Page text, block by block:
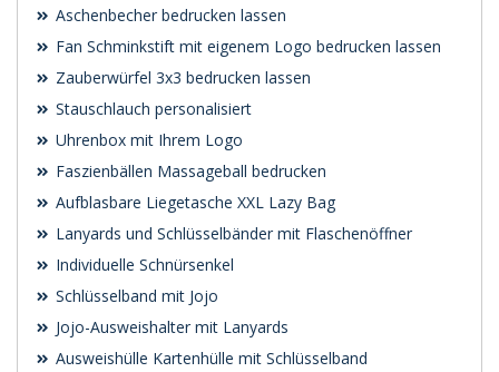
Aschenbecher bedrucken lassen
Fan Schminkstift mit eigenem Logo bedrucken lassen
Zauberwürfel 3x3 bedrucken lassen
Stauschlauch personalisiert
Uhrenbox mit Ihrem Logo
Faszienbällen Massageball bedrucken
Aufblasbare Liegetasche XXL Lazy Bag
Lanyards und Schlüsselbänder mit Flaschenöffner
Individuelle Schnürsenkel
Schlüsselband mit Jojo
Jojo-Ausweishalter mit Lanyards
Ausweishülle Kartenhülle mit Schlüsselband